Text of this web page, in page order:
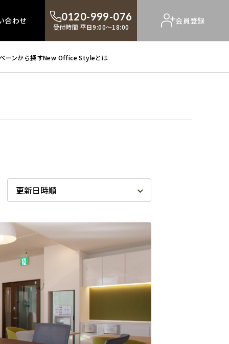
合わせ 0120-999-076
受付時間 平日9:00～18:00
会員登録
ーンから探すNew Office Styleとは